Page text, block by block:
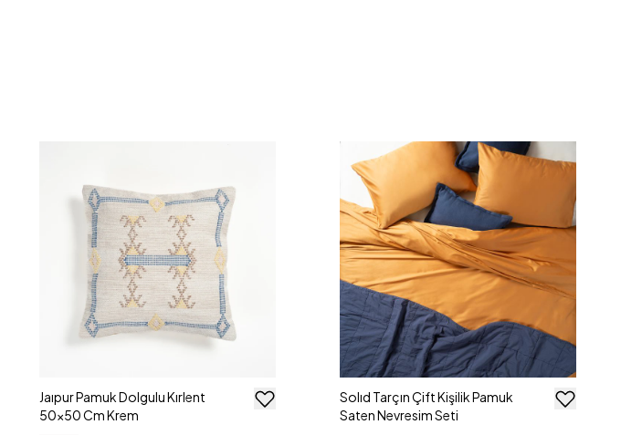
Jaıpur Pamuk Dolgulu Kırlent
50x50 Cm Krem
Solıd Tarçın Çift Kişilik Pamuk
Saten Nevresim Seti